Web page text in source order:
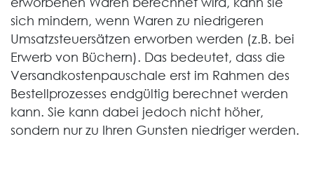
sich mindern, wenn Waren zu niedrigeren
Umsatzsteuersätzen erworben werden (z.B. bei
Erwerb von Büchern). Das bedeutet, dass die
Versandkostenpauschale erst im Rahmen des
Bestellprozesses endgültig berechnet werden
kann. Sie kann dabei jedoch nicht höher,
sondern nur zu Ihren Gunsten niedriger werden.